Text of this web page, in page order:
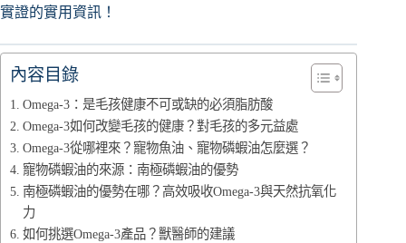
實證的實用資訊！
內容目錄
Omega-3：是毛孩健康不可或缺的必須脂肪酸
Omega-3如何改變毛孩的健康？對毛孩的多元益處
Omega-3從哪裡來？寵物魚油、寵物磷蝦油怎麼選？
寵物磷蝦油的來源：南極磷蝦油的優勢
南極磷蝦油的優勢在哪？高效吸收Omega-3與天然抗氧化
力
如何挑選Omega-3產品？獸醫師的建議